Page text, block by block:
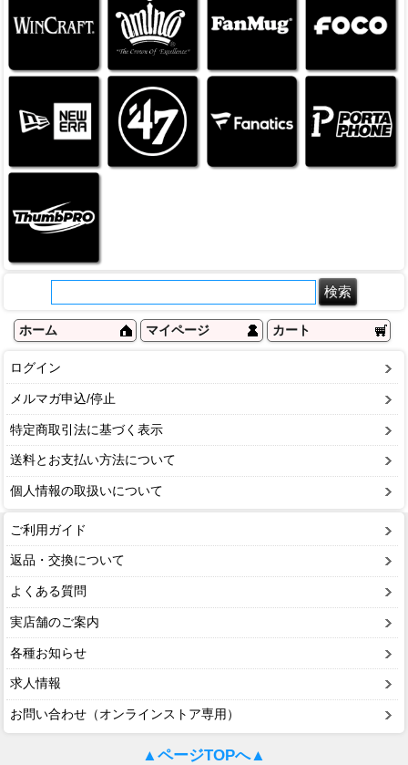
ホーム マイページ カート
ログイン
メルマガ申込/停止
特定商取引法に基づく表示
送料とお支払い方法について
個人情報の取扱いについて
ご利用ガイド
返品・交換について
よくある質問
実店舗のご案内
各種お知らせ
求人情報
お問い合わせ（オンラインストア専用）
▲ページTOPへ▲